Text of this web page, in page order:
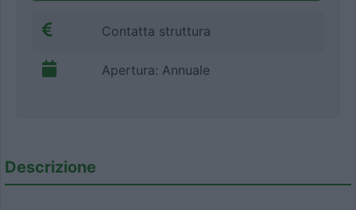
Contatta struttura
Apertura: Annuale
Descrizione